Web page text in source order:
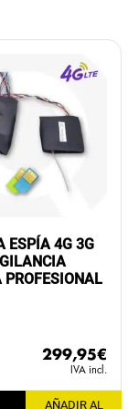
ESPÍA 4G 3G
PROFESIONAL
299,95€
IVA incl.
AÑADIR AL